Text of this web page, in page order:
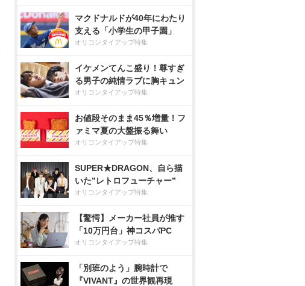
マクドナルドが40年にわたり
支える「小学生の甲子園」
オリコンタイアップ特集
イケメンてんこ盛り！尊すぎ
る男子の純情ラブに胸キュン
オリコンタイアップ特集
お値段そのまま45％増量！フ
ァミマ夏の大盤振る舞い
オリコンタイアップ特集
SUPER★DRAGON、自ら描
いた”レトロフューチャー”
オリコンタイアップ特集
【驚愕】メーカー社員が推す
「10万円台」神コスパPC
オリコンタイアップ特集
「別班のよう」腕時計で
『VIVANT』の世界観再現